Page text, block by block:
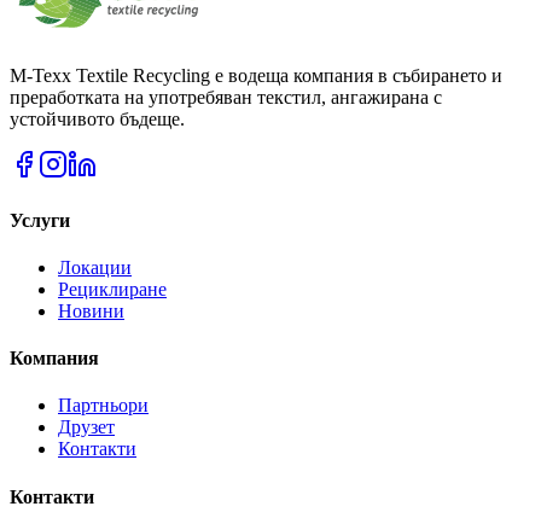
M-Texx Textile Recycling е водеща компания в събирането и
преработката на употребяван текстил, ангажирана с
устойчивото бъдеще.
Услуги
Локации
Рециклиране
Новини
Компания
Партньори
Друзет
Контакти
Контакти